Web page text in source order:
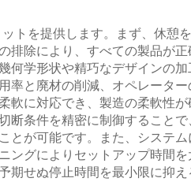
を提供します。まず、休憩
除により、すべての製品が
何学形状や精巧なデザインの
と廃材の削減、オペレータ
に対応でき、製造の柔軟性
断条件を精密に制御すること
が可能です。また、システ
グによりセットアップ時間
せぬ停止時間を最小限に抑え